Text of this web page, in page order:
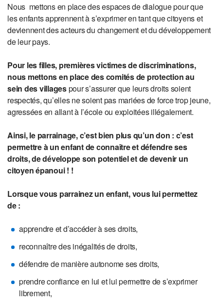
Nous mettons en place des espaces de dialogue pour que
les enfants apprennent à s’exprimer en tant que citoyens et
deviennent des acteurs du changement et du développement
de leur pays.
Pour les filles, premières victimes de discriminations,
nous mettons en place des comités de protection au
sein des villagespour s’assurer que leurs droits soient
respectés, qu’elles ne soient pas mariées de force trop jeune,
agressées en allant à l’école ou exploitées illégalement.
Ainsi, le parrainage, c’est bien plus qu’un don : c’est
permettre à un enfant de connaître et défendre ses
droits, de développe son potentiel et de devenir un
citoyen épanoui ! !
Lorsque vous parrainez un enfant, vous lui permettez
de :
apprendre et d’accéder à ses droits,
reconnaître des inégalités de droits,
défendre de manière autonome ses droits,
prendre confiance en lui et lui permettre de s’exprimer
librement,